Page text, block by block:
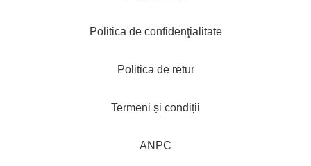
Politica de confidenţialitate
Politica de retur
Termeni și condiții
ANPC